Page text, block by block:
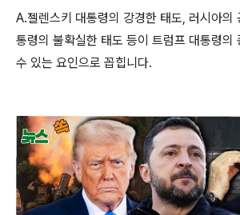
A.젤렌스키 대통령의 강경한 태도, 러시아의
통령의 불확실한 태도 등이 트럼프 대통령의
수 있는 요인으로 꼽힙니다.